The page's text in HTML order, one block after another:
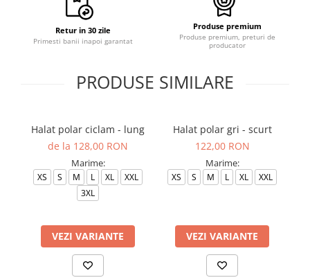
Retur in 30 zile
Primesti banii inapoi garantat
Produse premium
Produse premium, preturi de
producator
PRODUSE SIMILARE
Halat polar ciclam - lung
de la 128,00 RON
Marime:
XS S M L XL
XXL
3XL
VEZI VARIANTE
Halat polar gri - scurt
122,00 RON
Marime:
XS S M L XL XXL
VEZI VARIANTE